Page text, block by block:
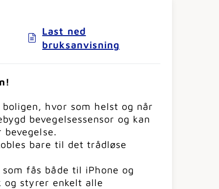
Last ned
bruksanvisning
boligen, hvor som helst og når
bevegelsessensor og kan
bare til det trådløse
fås både til iPhone og
og styrer enkelt alle